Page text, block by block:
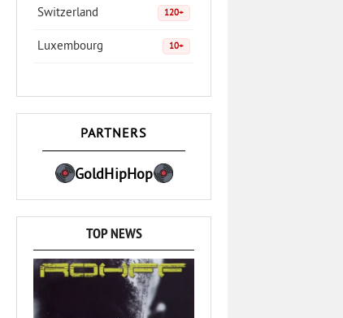
Switzerland 120+
Luxembourg 10+
PARTNERS
GoldHipHop
TOP NEWS